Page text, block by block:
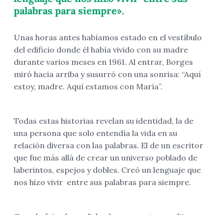
palabras para siempre».
Unas horas antes habíamos estado en el vestíbulo
del edificio donde él había vivido con su madre
durante varios meses en 1961. Al entrar, Borges
miró hacia arriba y susurró con una sonrisa: “Aquí
estoy, madre. Aquí estamos con María”.
Todas estas historias revelan su identidad, la de
una persona que solo entendía la vida en su
relación diversa con las palabras. El de un escritor
que fue más allá de crear un universo poblado de
laberintos, espejos y dobles. Creó un lenguaje que
nos hizo vivir entre sus palabras para siempre.